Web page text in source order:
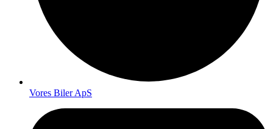
Vores Biler ApS